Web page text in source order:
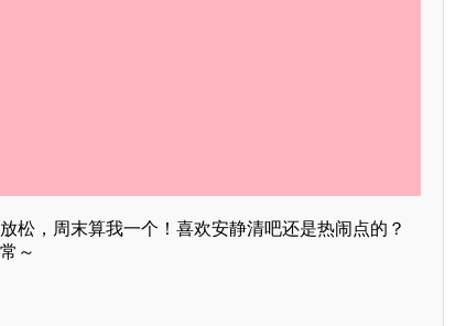
松，周末算我一个！喜欢安静清吧还是热闹点的？
～